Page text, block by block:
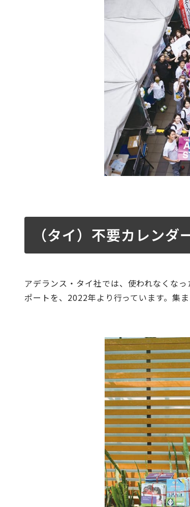
（タイ）不要カレン
アデランス・タイ社では、使われなくな
ポートを、2022年より行っています。集